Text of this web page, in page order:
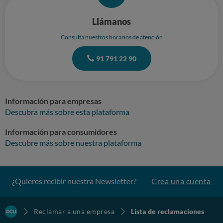
Llámanos
Consulta nuestros horarios de atención
91 791 22 90
Información para empresas
Descubra más sobre esta plataforma
Información para consumidores
Descubre más sobre nuestra plataforma
¿Quieres recibir nuestra Newsletter? Crea una cuenta
Reclamar a una empresa
Lista de reclamaciones